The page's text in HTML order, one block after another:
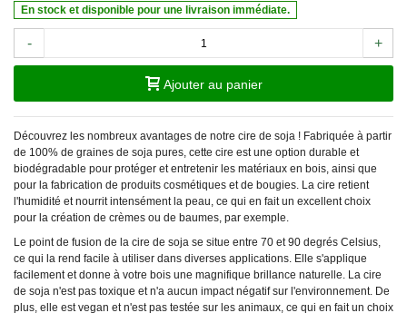
En stock et disponible pour une livraison immédiate.
- +
Ajouter au panier
Découvrez les nombreux avantages de notre cire de soja ! Fabriquée à partir
de 100% de graines de soja pures, cette cire est une option durable et
biodégradable pour protéger et entretenir les matériaux en bois, ainsi que
pour la fabrication de produits cosmétiques et de bougies. La cire retient
l'humidité et nourrit intensément la peau, ce qui en fait un excellent choix
pour la création de crèmes ou de baumes, par exemple.
Le point de fusion de la cire de soja se situe entre 70 et 90 degrés Celsius,
ce qui la rend facile à utiliser dans diverses applications. Elle s'applique
facilement et donne à votre bois une magnifique brillance naturelle. La cire
de soja n'est pas toxique et n'a aucun impact négatif sur l'environnement. De
plus, elle est vegan et n'est pas testée sur les animaux, ce qui en fait un choix